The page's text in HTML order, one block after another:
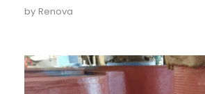
by Renova